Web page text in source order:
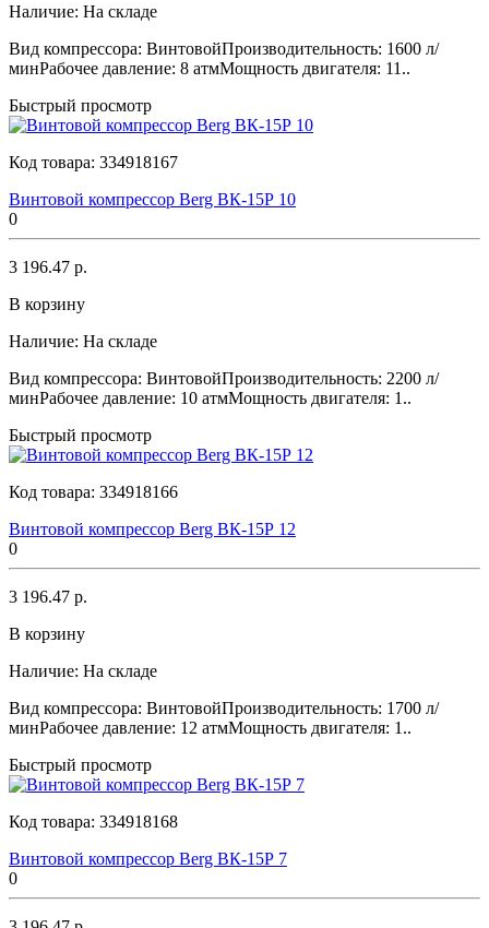
Наличие: На складе
Вид компрессора: ВинтовойПроизводительность: 1600 л/
минРабочее давление: 8 атмМощность двигателя: 11..
Быстрый просмотр
Код товара: 334918167
Винтовой компрессор Berg ВК-15Р 10
0
3 196.47 р.
В корзину
Наличие: На складе
Вид компрессора: ВинтовойПроизводительность: 2200 л/
минРабочее давление: 10 атмМощность двигателя: 1..
Быстрый просмотр
Код товара: 334918166
Винтовой компрессор Berg ВК-15Р 12
0
3 196.47 р.
В корзину
Наличие: На складе
Вид компрессора: ВинтовойПроизводительность: 1700 л/
минРабочее давление: 12 атмМощность двигателя: 1..
Быстрый просмотр
Код товара: 334918168
Винтовой компрессор Berg ВК-15Р 7
0